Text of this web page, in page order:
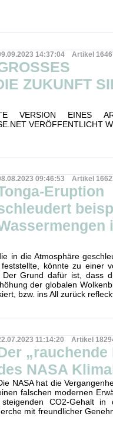
14:37:04 Artikel
ZUKUNFT
VERSION EINES
VERÖFFENTLICHT
09:46:53 Artikel
Eruption
in die Atmosphäre
könnte zu einer
Grund dafür ist, dass
der globalen
bzw. ins All zurück
11:14:20 Artikel
„rauchende
NASA
NASA hat die
falschen modernen
CO2-Gehalt in
mit freundlicher